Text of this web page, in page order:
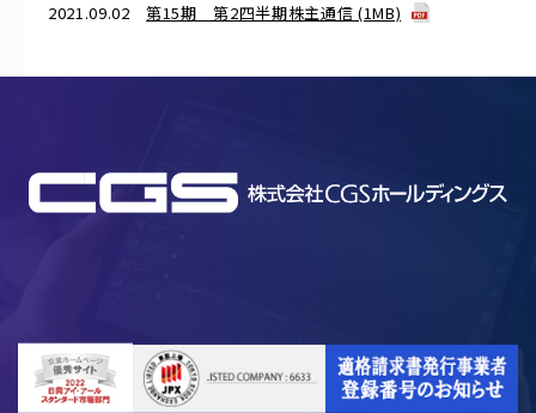
2021.09.02第15期 第2四半期株主通信 (1MB)